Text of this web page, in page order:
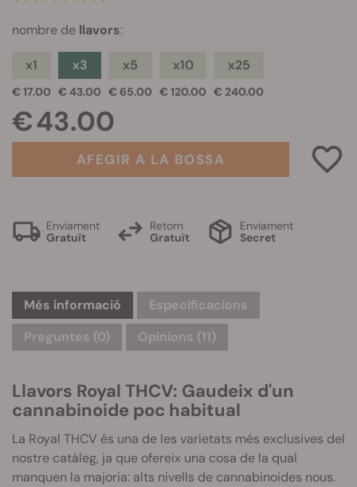
nombre de llavors:
x1
€ 17.00
x3
€ 43.00
x5
€ 65.00
x10
€ 120.00
x25
€ 240.00
€ 43.00
AFEGIR A LA BOSSA
Enviament
Gratuït
Retorn
Gratuït
Enviament
Secret
Més informació
Especificacions
Preguntes (0) Opinions (11)
Llavors Royal THCV: Gaudeix d'un
cannabinoide poc habitual
La Royal THCV és una de les varietats més exclusives del
nostre catàleg, ja que ofereix una cosa de la qual
manquen la majoria: alts nivells de cannabinoides nous.